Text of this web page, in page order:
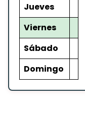
Jueves
Viernes
Sábado
Domingo